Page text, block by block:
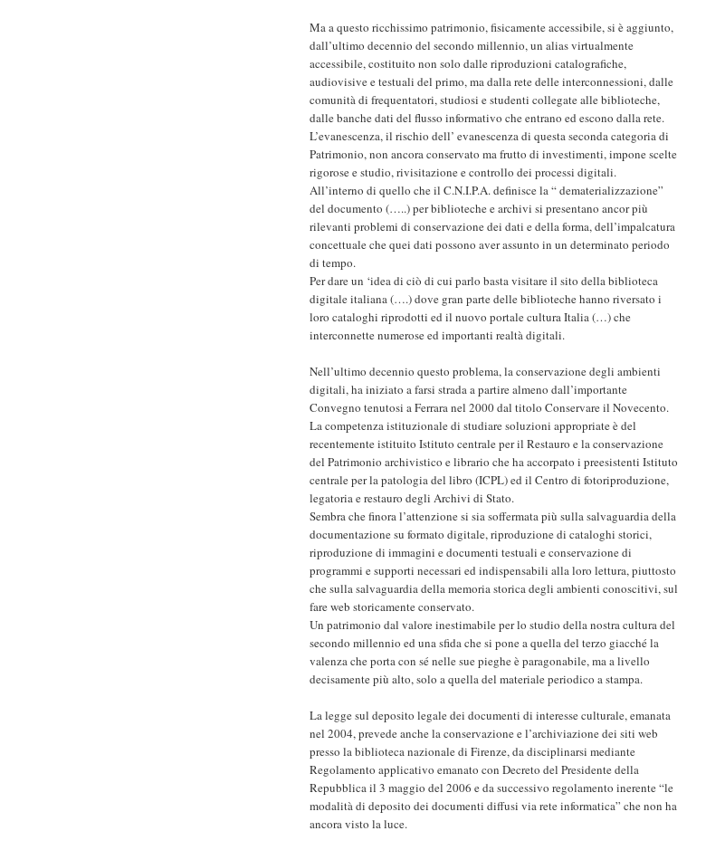
Ma a questo ricchissimo patrimonio, fisicamente accessibile, si è aggiunto,
dall’ultimo decennio del secondo millennio, un alias virtualmente
accessibile, costituito non solo dalle riproduzioni catalografiche,
audiovisive e testuali del primo, ma dalla rete delle interconnessioni, dalle
comunità di frequentatori, studiosi e studenti collegate alle biblioteche,
dalle banche dati del flusso informativo che entrano ed escono dalla rete.
L’evanescenza, il rischio dell’ evanescenza di questa seconda categoria di
Patrimonio, non ancora conservato ma frutto di investimenti, impone scelte
rigorose e studio, rivisitazione e controllo dei processi digitali.
All’interno di quello che il C.N.I.P.A. definisce la “ dematerializzazione”
del documento (…..) per biblioteche e archivi si presentano ancor più
rilevanti problemi di conservazione dei dati e della forma, dell’impalcatura
concettuale che quei dati possono aver assunto in un determinato periodo
di tempo.
Per dare un ‘idea di ciò di cui parlo basta visitare il sito della biblioteca
digitale italiana (….) dove gran parte delle biblioteche hanno riversato i
loro cataloghi riprodotti ed il nuovo portale cultura Italia (…) che
interconnette numerose ed importanti realtà digitali.
Nell’ultimo decennio questo problema, la conservazione degli ambienti
digitali, ha iniziato a farsi strada a partire almeno dall’importante
Convegno tenutosi a Ferrara nel 2000 dal titolo Conservare il Novecento.
La competenza istituzionale di studiare soluzioni appropriate è del
recentemente istituito Istituto centrale per il Restauro e la conservazione
del Patrimonio archivistico e librario che ha accorpato i preesistenti Istituto
centrale per la patologia del libro (ICPL) ed il Centro di fotoriproduzione,
legatoria e restauro degli Archivi di Stato.
Sembra che finora l’attenzione si sia soffermata più sulla salvaguardia della
documentazione su formato digitale, riproduzione di cataloghi storici,
riproduzione di immagini e documenti testuali e conservazione di
programmi e supporti necessari ed indispensabili alla loro lettura, piuttosto
che sulla salvaguardia della memoria storica degli ambienti conoscitivi, sul
fare web storicamente conservato.
Un patrimonio dal valore inestimabile per lo studio della nostra cultura del
secondo millennio ed una sfida che si pone a quella del terzo giacché la
valenza che porta con sé nelle sue pieghe è paragonabile, ma a livello
decisamente più alto, solo a quella del materiale periodico a stampa.
La legge sul deposito legale dei documenti di interesse culturale, emanata
nel 2004, prevede anche la conservazione e l’archiviazione dei siti web
presso la biblioteca nazionale di Firenze, da disciplinarsi mediante
Regolamento applicativo emanato con Decreto del Presidente della
Repubblica il 3 maggio del 2006 e da successivo regolamento inerente “le
modalità di deposito dei documenti diffusi via rete informatica” che non ha
ancora visto la luce.